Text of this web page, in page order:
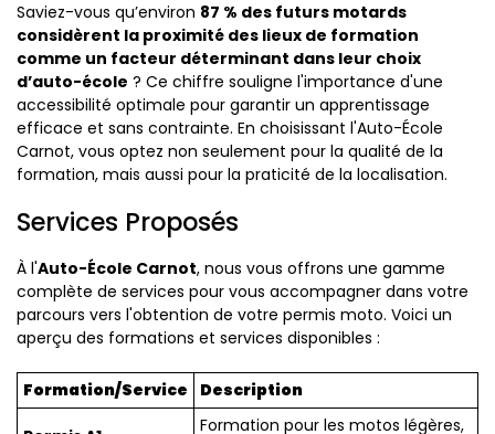
Saviez-vous qu’environ 87 % des futurs motards
considèrent la proximité des lieux de formation
comme un facteur déterminant dans leur choix
d’auto-école ? Ce chiffre souligne l'importance d'une
accessibilité optimale pour garantir un apprentissage
efficace et sans contrainte. En choisissant l'Auto-École
Carnot, vous optez non seulement pour la qualité de la
formation, mais aussi pour la praticité de la localisation.
Services Proposés
À l'Auto-École Carnot, nous vous offrons une gamme
complète de services pour vous accompagner dans votre
parcours vers l'obtention de votre permis moto. Voici un
aperçu des formations et services disponibles :
Formation/Service Description
Formation pour les motos légères,